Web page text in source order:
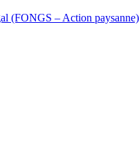
(FONGS – Action paysanne)